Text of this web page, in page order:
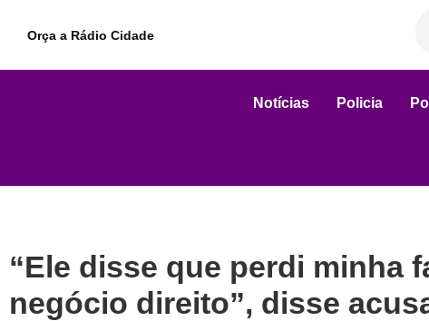
Orça a Rádio Cidade
Notícias Policia
“Ele disse que perdi minha
negócio direito”, disse